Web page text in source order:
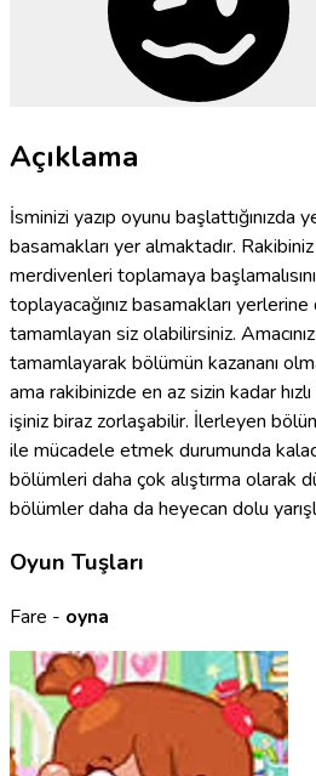
Açıklama
İsminizi yazıp oyunu
basamakları yer almaktadır.
merdivenleri toplamaya
toplayacağınız basamakları
tamamlayan siz olabilirsiniz.
tamamlayarak bölümün kazananı
ama rakibinizde en az sizin kadar
işiniz biraz zorlaşabilir. İlerleyen
ile mücadele etmek durumunda
bölümleri daha çok alıştırma olarak
bölümler daha da heyecan dolu
Oyun Tuşları
Fare - oyna